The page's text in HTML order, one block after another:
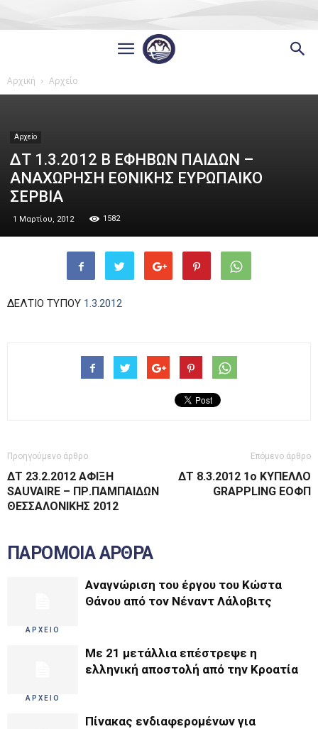
Αρχική Αρχείο
Αρχείο
ΔΤ 1.3.2012 Β ΕΦΗΒΩΝ ΠΑΙΔΩΝ –
ΑΝΑΧΩΡΗΣΗ ΕΘNΙΚΗΣ ΕΥΡΩΠΑΙΚΟ
ΣΕΡΒΙΑ
1 Μαρτίου, 2012 1582
ΔΕΛΤΙΟ ΤΥΠΟΥ 1.3.2012
Προηγούμενο άρθρο
ΔΤ 23.2.2012 ΑΦΙΞΗ
SAUVAIRE – ΠΡ.ΠΑΜΠΑΙΔΩΝ
ΘΕΣΣΑΛΟΝΙΚΗΣ 2012
Επόμενο άρθρο
ΔΤ 8.3.2012 1ο ΚΥΠΕΛΛΟ
GRAPPLING ΕΟΦΠ
ΠΑΡΟΜΟΙΑ ΑΡΘΡΑ
ΑΡΧΕΙΟ
Αναγνώριση του έργου του Κώστα
Θάνου από τον Νέναντ Λάλοβιτς
ΑΡΧΕΙΟ
Με 21 μετάλλια επέστρεψε η
ελληνική αποστολή από την Κροατία
Πίνακας ενδιαφερομένων για